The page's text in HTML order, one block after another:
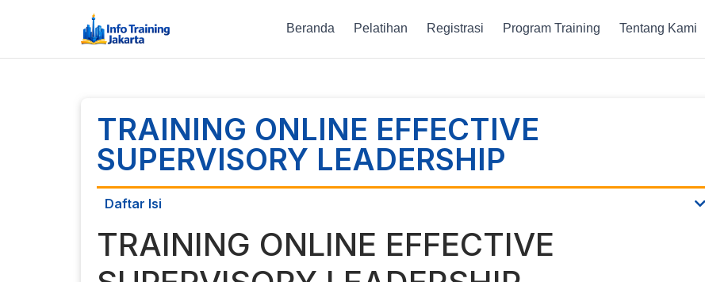
Beranda Pelatihan Registrasi Program Training Tentang Kami
TRAINING ONLINE EFFECTIVE
SUPERVISORY LEADERSHIP
Daftar Isi
TRAINING ONLINE EFFECTIVE